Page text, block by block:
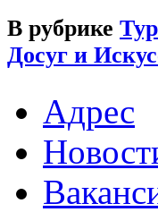
В рубрике
Досуг и
Адрес